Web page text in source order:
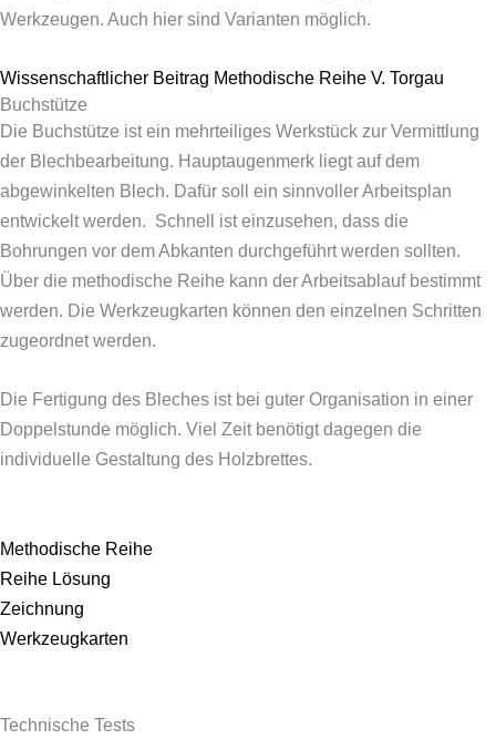
Werkzeugen. Auch hier sind Varianten möglich.
Wissenschaftlicher Beitrag Methodische Reihe V. Torgau
Buchstütze
Die Buchstütze ist ein mehrteiliges Werkstück zur Vermittlung
der Blechbearbeitung. Hauptaugenmerk liegt auf dem
abgewinkelten Blech. Dafür soll ein sinnvoller Arbeitsplan
entwickelt werden. Schnell ist einzusehen, dass die
Bohrungen vor dem Abkanten durchgeführt werden sollten.
Über die methodische Reihe kann der Arbeitsablauf bestimmt
werden. Die Werkzeugkarten können den einzelnen Schritten
zugeordnet werden.
Die Fertigung des Bleches ist bei guter Organisation in einer
Doppelstunde möglich. Viel Zeit benötigt dagegen die
individuelle Gestaltung des Holzbrettes.
Methodische Reihe
Reihe Lösung
Zeichnung
Werkzeugkarten
Technische Tests